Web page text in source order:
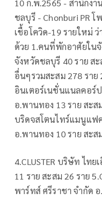
10 ก.พ.2565 - สำนักง
ชลบุรี - Chonburi PR
เชื้อโควิด-19 รายใหม่
ด้วย 1.คนที่พักอาศัยใน
จังหวัดชลบุรี 40 ราย ส
อื่นๆรวมสะสม 278 ราย
อินเตอร์เนชั่นแนลคอร์
อ.พานทอง 13 ราย สะส
บริดจสโตนไทร์แมนูแฟ
อ.พานทอง 10 ราย สะส
4.CLUSTER บริษัท ไท
11 ราย สะสม 26 ราย
พาร์ทส์ ศรีราชา จำกัด